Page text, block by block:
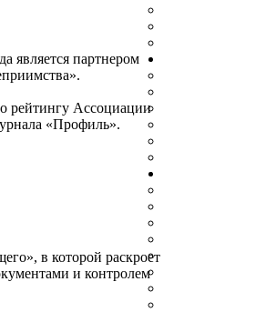
является партнером
рейтингу Ассоциации
«Профиль».
в которой раскроет
и контролем